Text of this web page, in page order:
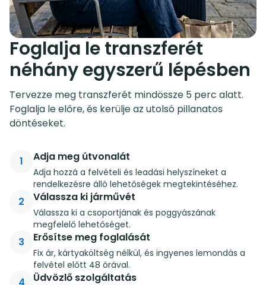
Foglalja le transzferét
néhány egyszerű lépésben
Tervezze meg transzferét mindössze 5 perc alatt.
Foglalja le előre, és kerülje az utolsó pillanatos
döntéseket.
1 Adja meg útvonalát
Adja hozzá a felvételi és leadási helyszíneket a
rendelkezésre álló lehetőségek megtekintéséhez.
2 Válassza ki járművét
Válassza ki a csoportjának és poggyászának
megfelelő lehetőséget.
3 Erősítse meg foglalását
Fix ár, kártyaköltség nélkül, és ingyenes lemondás a
felvétel előtt 48 órával.
Üdvözlő szolgáltatás